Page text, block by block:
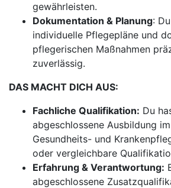
gewährleisten.
Dokumentation & Planung:
individuelle Pflegepläne und
pflegerischen Maßnahmen
zuverlässig.
DAS MACHT DICH AUS:
Fachliche Qualifikation: Du
abgeschlossene Ausbildung
Gesundheits- und
oder vergleichbare
Erfahrung & Verantwortung:
abgeschlossene